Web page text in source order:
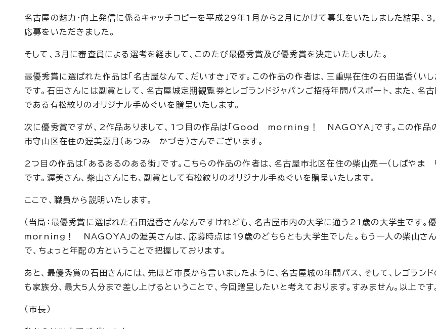
名古屋の魅力・向上発信に係るキャッチコピーを平成29年1月から2月にかけて募集をいたしました結果
応募をいただきました。
そして、3月に審査員による選考を経まして、このたび最優秀賞及び優秀賞を決定いたしました。
最優秀賞に選ばれた作品は「名古屋なんて、だいすき」です。この作品の作者は、三重県在住の石田温香（い
です。石田さんには副賞として、名古屋城定期観覧券とレゴランドジャパンご招待年間パスポート、また、名
である有松絞りのオリジナル手ぬぐいを贈呈いたします。
次に優秀賞ですが、2作品ありまして、1つ目の作品は「Good morning！ NAGOYA」です。この作品
市守山区在住の渥美嘉月（あつみ かづき）さんでございます。
2つ目の作品は「あるあるのある街」です。こちらの作品の作者は、名古屋市北区在住の柴山亮一（しばやま
です。渥美さん、柴山さんにも、副賞として有松絞りのオリジナル手ぬぐいを贈呈いたします。
ここで、職員から説明いたします。
（当局：最優秀賞に選ばれた石田温香さんなんですけれども、名古屋市内の大学に通う21歳の大学生です
morning！ NAGOYA」の渥美さんは、応募時点は19歳のどちらとも大学生でした。もう一人の柴山さん
で、ちょっと年配の方ということで把握しております。
あと、最優秀賞の石田さんには、先ほど市長から言いましたように、名古屋城の年間パス、そして、レゴランド
も家族分、最大5人分まで差し上げるということで、今回贈呈したいと考えております。すみません。以上です。
（市長）